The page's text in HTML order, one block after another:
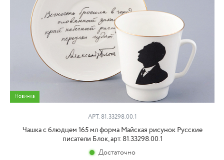
Новинка
АРТ. 81.33298.00.1
Чашка с блюдцем 165 мл форма Майская рисунок Русские
писатели Блок, арт. 81.33298.00.1
Достаточно